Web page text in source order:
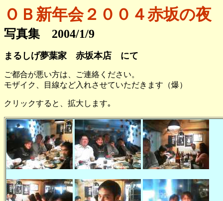
ＯＢ新年会２００４赤坂の夜
写真集 2004/1/9
まるしげ夢葉家 赤坂本店 にて
ご都合が悪い方は、ご連絡ください。
モザイク、目線など入れさせていただきます（爆）
クリックすると、拡大します｡